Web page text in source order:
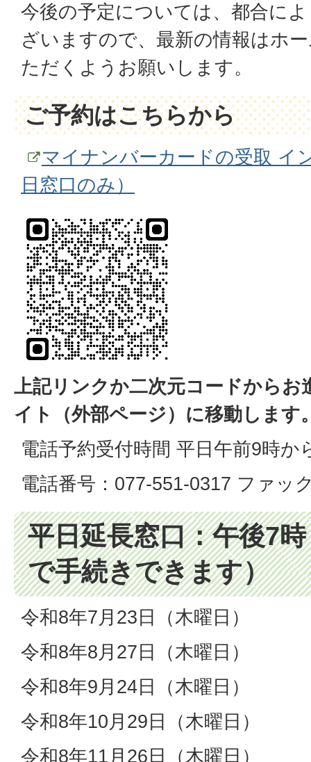
今後の予定については、都合に
ざいますので、最新の情報はホ
ただくようお願いします。
ご予約はこちらから
マイナンバーカードの受取 イ
日窓口のみ）
上記リンクか二次元コードからお
イト（外部ページ）に移動します
電話予約受付時間 平日午前9時か
電話番号：077-551-0317 ファッ
平日延長窓口：午後7
で手続きできます）
令和8年7月23日（木曜日）
令和8年8月27日（木曜日）
令和8年9月24日（木曜日）
令和8年10月29日（木曜日）
令和8年11月26日（木曜日）